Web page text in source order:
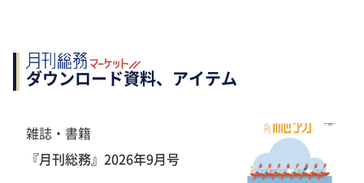
ダウンロード資料、アイテム
雑誌・書籍
『月刊総務』2026年9月号